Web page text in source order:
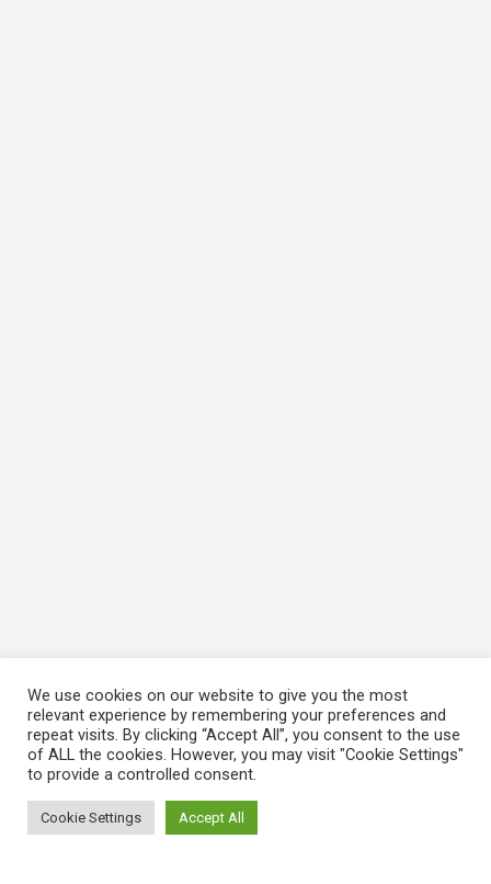
We use cookies on our website to give you the most
relevant experience by remembering your preferences and
repeat visits. By clicking “Accept All”, you consent to the use
of ALL the cookies. However, you may visit "Cookie Settings"
to provide a controlled consent.
Cookie Settings Accept All